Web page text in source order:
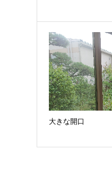
大きな開口